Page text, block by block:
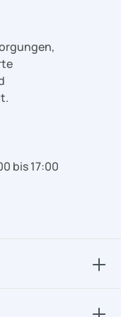
bis 17:00